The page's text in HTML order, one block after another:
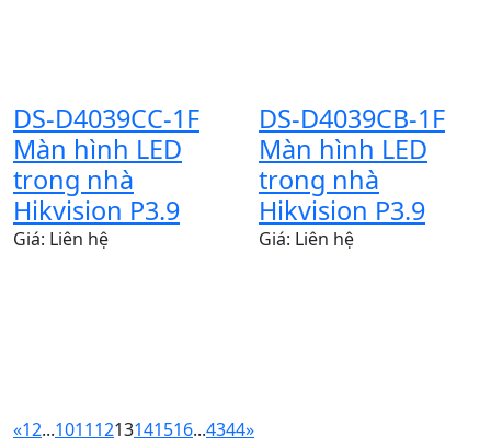
DS-D4039CC-1F
Màn hình LED
trong nhà
Hikvision P3.9
Giá: Liên hệ
DS-D4039CB-1F
Màn hình LED
trong nhà
Hikvision P3.9
Giá: Liên hệ
«12...10111213141516...4344»